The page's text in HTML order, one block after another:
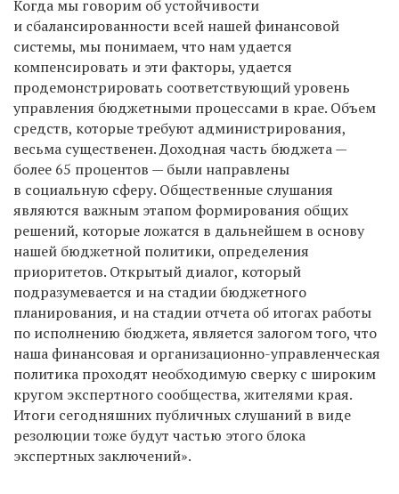
Когда мы говорим об устойчивости
и сбалансированности всей нашей финансовой
системы, мы понимаем, что нам удается
компенсировать и эти факторы, удается
продемонстрировать соответствующий уровень
управления бюджетными процессами в крае. Объем
средств, которые требуют администрирования,
весьма существенен. Доходная часть бюджета —
более 65 процентов — были направлены
в социальную сферу. Общественные слушания
являются важным этапом формирования общих
решений, которые ложатся в дальнейшем в основу
нашей бюджетной политики, определения
приоритетов. Открытый диалог, который
подразумевается и на стадии бюджетного
планирования, и на стадии отчета об итогах работы
по исполнению бюджета, является залогом того, что
наша финансовая и организационно-управленческая
политика проходят необходимую сверку с широким
кругом экспертного сообщества, жителями края.
Итоги сегодняшних публичных слушаний в виде
резолюции тоже будут частью этого блока
экспертных заключений».